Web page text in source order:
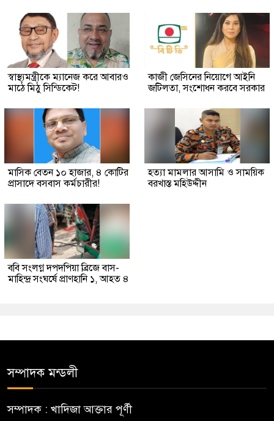
স্বাস্থ্যমন্ত্রীকে ম্যানেজ করে আবারও
মাঠে মিঠু সিন্ডিকেট!
কাজী জেসিনের নিয়োগে আইনি
জটিলতা, সংশোধন করবে সরকার
মাসিক বেতন ১০ হাজার, ৪ কোটির
প্রাসাদে বসবাস কর্মচারীর!
হত্যা মামলার আসামি ও সাময়িক
বরখাস্ত মহিউদ্দীন
ববি সংলগ্ন দপদপিয়া ব্রিজে বাস-
মাহিন্দ্র সংঘর্ষে প্রাণহানি ১, আহত ৪
সম্পাদক মন্ডলী
সম্পাদক : খাদিজা আক্তার পূর্ণী